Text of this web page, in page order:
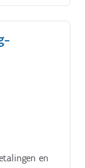
Verplaatsen
fiets;
voor
de
en